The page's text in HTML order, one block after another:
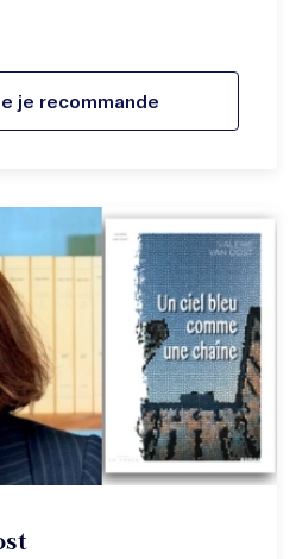
je recommande